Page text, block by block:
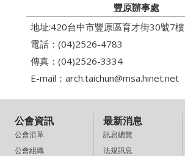
豐原辦事處
地址:420台中市豐原區育才街30號7樓
電話：(04)2526-4783
傳真：(04)2526-3334
E-mail： arch.taichun@msa.hinet.net
公會資訊
公會沿革
公會組織
最新消息
訊息總覽
法規訊息